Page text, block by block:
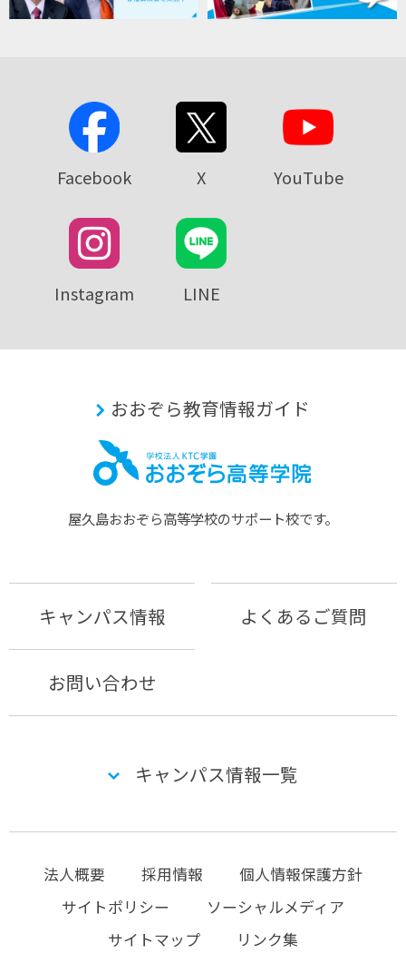
Facebook X YouTube
Instagram LINE
おおぞら教育情報ガイド
屋久島おおぞら⾼等学校のサポート校です。
キャンパス情報 よくあるご質問
お問い合わせ
キャンパス情報一覧
法人概要 採用情報
個人情報保護方針
サイトポリシー
ソーシャルメディア
サイトマップ
リンク集